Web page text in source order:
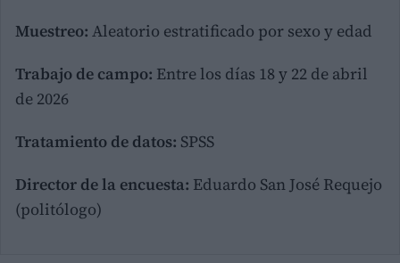
Muestreo: Aleatorio estratificado por sexo y edad
Trabajo de campo: Entre los días 18 y 22 de abril
de 2026
Tratamiento de datos: SPSS
Director de la encuesta: Eduardo San José Requejo
(politólogo)